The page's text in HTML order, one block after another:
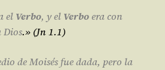
el Verbo, y el Verboera con
.» (Jn 1.1)
de Moisés fue dada, pero la